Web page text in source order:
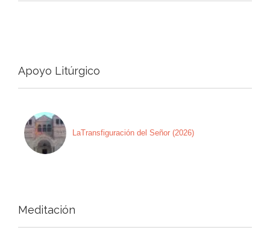
Apoyo Litúrgico
LaTransfiguración del Señor (2026)
Meditación